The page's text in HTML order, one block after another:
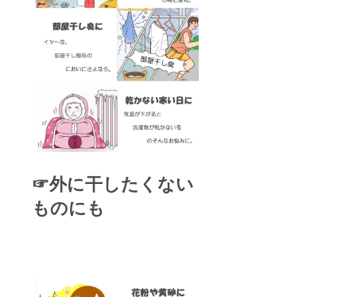
☞外に干したくない
ものにも